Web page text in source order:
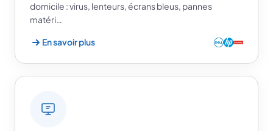
domicile : virus, lenteurs, écrans bleus, pannes
matéri…
En savoir plus